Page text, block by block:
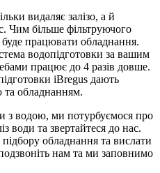
видаляє залізо, а й
Чим більше фільтруючого
працювати обладнання.
водопідготовки за вашим
працює до 4 разів довше.
iBregus дають
та обладнанням.
з водою, ми потурбуємося про
води та звертайтеся до нас.
обладнання та вислати
нам та ми заповнимо